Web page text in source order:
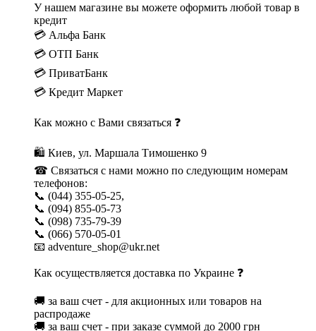
У нашем магазине вы можете оформить любой товар в
кредит
💳 Альфа Банк
💳 ОТП Банк
💳 ПриватБанк
💳 Кредит Маркет
Как можно с Вами связаться ❓
🛍 Киев, ул. Маршала Тимошенко 9
☎ Связаться с нами можно по следующим номерам
телефонов:
📞 (044) 355-05-25,
📞 (094) 855-05-73
📞 (098) 735-79-39
📞 (066) 570-05-01
📧 adventure_shop@ukr.net
Как осуществляется доставка по Украине ❓
🚚 за ваш счет - для акционных или товаров на
распродаже
🚚 за ваш счет - при заказе суммой до 2000 грн